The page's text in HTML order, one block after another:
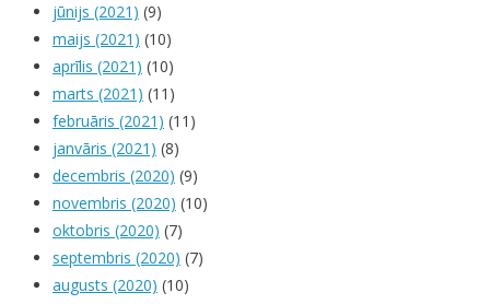
jūnijs (2021) (9)
maijs (2021) (10)
aprīlis (2021) (10)
marts (2021) (11)
februāris (2021) (11)
janvāris (2021) (8)
decembris (2020) (9)
novembris (2020) (10)
oktobris (2020) (7)
septembris (2020) (7)
augusts (2020) (10)